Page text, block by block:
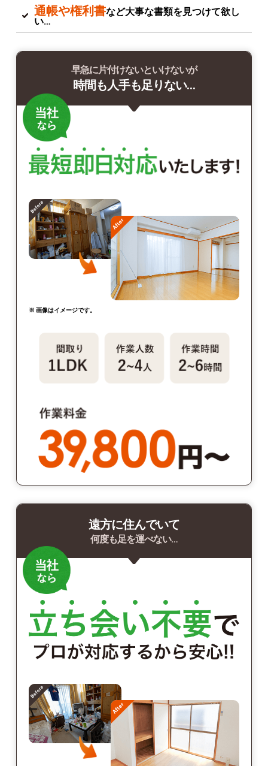
通帳や権利書など大事な書類を見つけて欲し
い…
早急に片付けないといけないが
時間も人手も足りない…
※ 画像はイメージです。
遠方に住んでいて
何度も足を運べない…